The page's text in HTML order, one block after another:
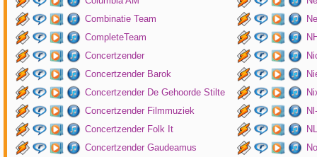
Combinatie Team
CompleteTeam
Concertzender
Concertzender Barok
Concertzender De Gehoorde Stilte
Concertzender Filmmuziek
Concertzender Folk It
Concertzender Gaudeamus